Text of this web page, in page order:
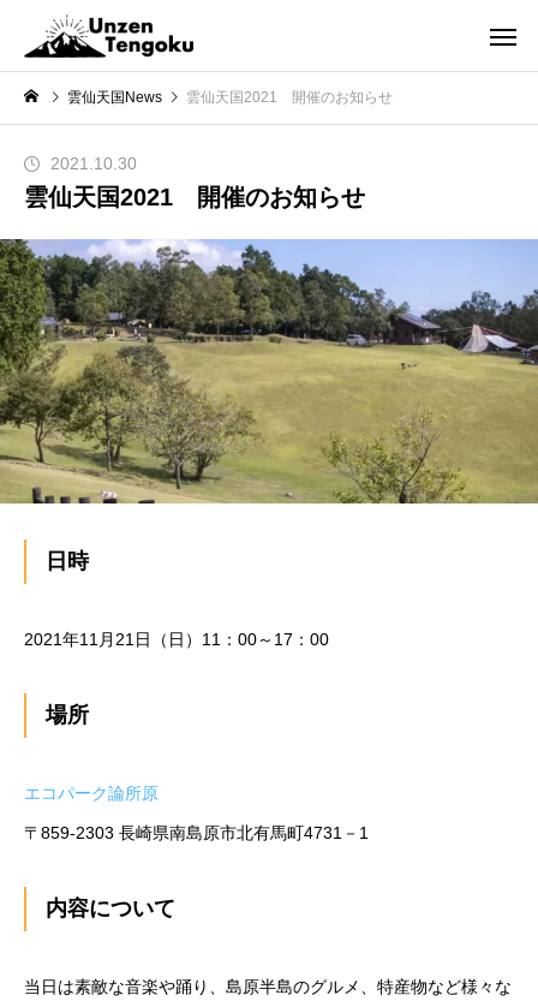
雲仙天国News 雲仙天国2021 開催のお知らせ
雲仙天国2021 開催のお知らせ
2021.10.30
日時
2021年11月21日（日）11：00～17：00
場所
エコパーク論所原
〒859-2303 長崎県南島原市北有馬町4731－1
内容について
当日は素敵な音楽や踊り、島原半島のグルメ、特産物など様々な